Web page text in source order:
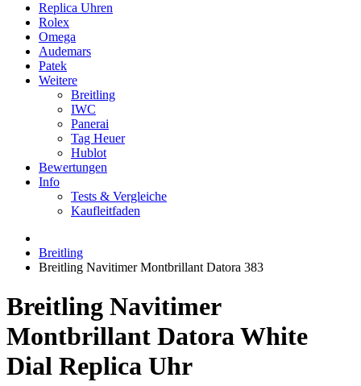
Replica Uhren
Rolex
Omega
Audemars
Patek
Weitere
Breitling
IWC
Panerai
Tag Heuer
Hublot
Bewertungen
Info
Tests & Vergleiche
Kaufleitfaden
Breitling
Breitling Navitimer Montbrillant Datora 383
Breitling Navitimer
Montbrillant Datora White
Dial Replica Uhr